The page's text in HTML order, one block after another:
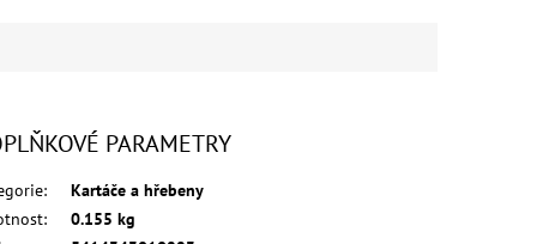
PARAMETRY
:
Kartáče a hřebeny
:
0.155 kg